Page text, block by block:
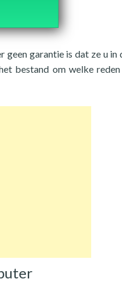
geen garantie is dat ze u in
bestand om welke